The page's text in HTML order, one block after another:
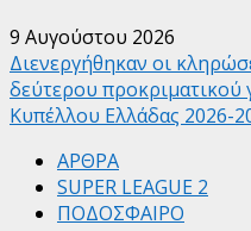
9 Αυγούστου 2026
Διενεργήθηκαν οι
δεύτερου
Κυπέλλου Ελλάδας 2026-
ΑΡΘΡΑ
SUPER LEAGUE 2
ΠΟΔΟΣΦΑΙΡΟ